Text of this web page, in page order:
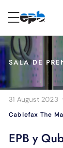
RESIDENCIAL
Internet
Energía
Televisión
principal
SALA DE
31 August 2023
Cablefax The
EPB y